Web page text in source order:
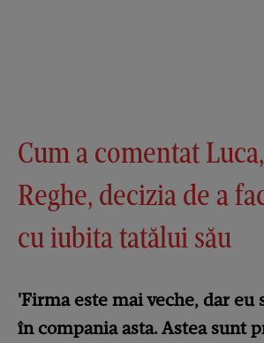
Cum a comentat
Reghe, decizia de a
cu iubita tatălui său
'Firma este mai veche, dar eu
în compania asta. Astea sunt